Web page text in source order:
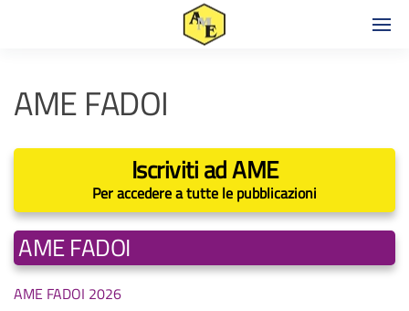
AME FADOI
Iscriviti ad AME
Per accedere a tutte le pubblicazioni
AME FADOI
AME FADOI 2026